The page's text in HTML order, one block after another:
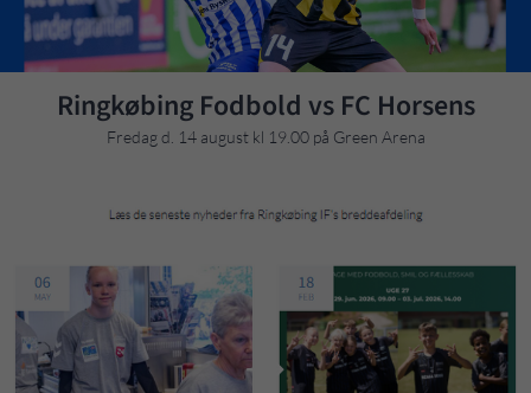
Ringkøbing Fodbold vs FC Horsens
Fredag d. 14 august kl 19.00 på Green Arena
